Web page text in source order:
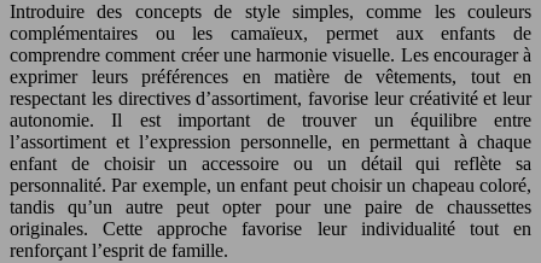
Introduire des concepts de style simples, comme les couleurs
complémentaires ou les camaïeux, permet aux enfants de
comprendre comment créer une harmonie visuelle. Les encourager à
exprimer leurs préférences en matière de vêtements, tout en
respectant les directives d’assortiment, favorise leur créativité et leur
autonomie. Il est important de trouver un équilibre entre
l’assortiment et l’expression personnelle, en permettant à chaque
enfant de choisir un accessoire ou un détail qui reflète sa
personnalité. Par exemple, un enfant peut choisir un chapeau coloré,
tandis qu’un autre peut opter pour une paire de chaussettes
originales. Cette approche favorise leur individualité tout en
renforçant l’esprit de famille.